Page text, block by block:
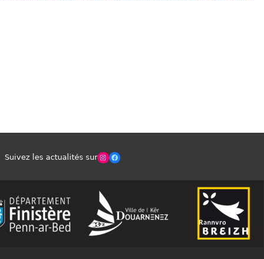
Suivez les actualités surWinches Club OfficielFacebook